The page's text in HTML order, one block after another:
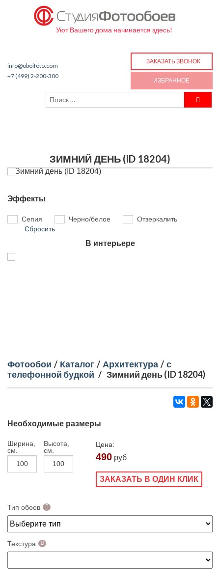
Уют Вашего дома начинается здесь!
info@oboifoto.com
+7 (499) 2-200-300
ЗАКАЗАТЬ ЗВОНОК
ИЗБРАННОЕ
ЗИМНИЙ ДЕНЬ (ID 18204)
Эффекты
Сепия Черно/белое
Отзеркалить
Сбросить
В интерьере
Фотообои / Каталог / Архитектура / с
телефонной будкой / Зимний день (ID 18204)
Необходимые размеры
Ширина,
см.
Высота,
см.
Цена:
490 руб
ЗАКАЗАТЬ В ОДИН КЛИК
Тип обоев
Текстура